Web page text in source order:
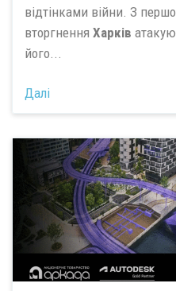
відтінками війни. З
вторгнення Харків
його...
Далі